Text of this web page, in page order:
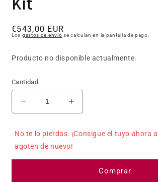
Precio habitual
€543,00 EUR
Los gastos de envío se calculan en la pantalla de pago.
Producto no disponible actualmente.
Cantidad
Reducir cantidad para
Aumentar cantidad
No te lo pierdas. ¡Consigue el tuyo ahora
agoten de nuevo!
Comprar